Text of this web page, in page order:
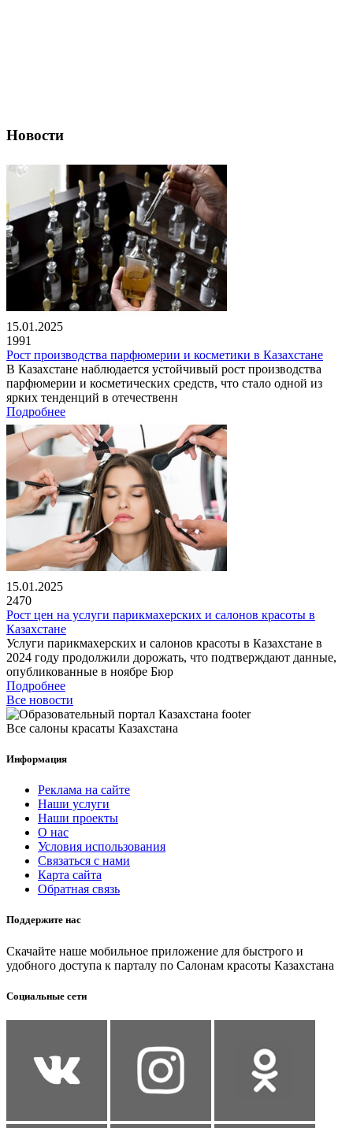
Новости
15.01.2025
1991
Рост производства парфюмерии и косметики в Казахстане
В Казахстане наблюдается устойчивый рост производства
парфюмерии и косметических средств, что стало одной из
ярких тенденций в отечественн
Подробнее
15.01.2025
2470
Рост цен на услуги парикмахерских и салонов красоты в
Казахстане
Услуги парикмахерских и салонов красоты в Казахстане в
2024 году продолжили дорожать, что подтверждают данные,
опубликованные в ноябре Бюр
Подробнее
Все новости
Все салоны красаты Казахстана
Информация
Реклама на сайте
Наши услуги
Наши проекты
О нас
Условия использования
Связаться с нами
Карта сайта
Обратная связь
Поддержите нас
Скачайте наше мобильное приложение для быстрого и
удобного доступа к парталу по Салонам красоты Казахстана
Социальные сети